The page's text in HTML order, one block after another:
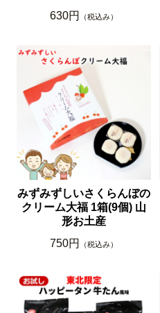
630円
（税込み）
みずみずしいさくらんぼの
クリーム大福 1箱(9個) 山
形お土産
750円
（税込み）